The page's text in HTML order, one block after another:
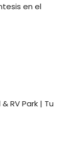
en el
RV Park | Tu